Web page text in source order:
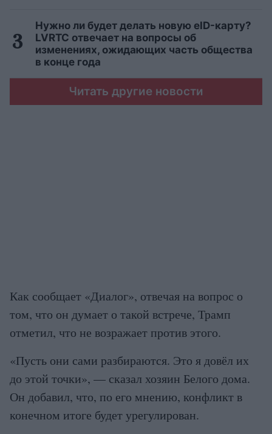
Нужно ли будет делать новую eID-карту?
LVRTC отвечает на вопросы об
изменениях, ожидающих часть общества
в конце года
Читать другие новости
Как сообщает «Диалог», отвечая на вопрос о
том, что он думает о такой встрече, Трамп
отметил, что не возражает против этого.
«Пусть они сами разбираются. Это я довёл их
до этой точки», — сказал хозяин Белого дома.
Он добавил, что, по его мнению, конфликт в
конечном итоге будет урегулирован.